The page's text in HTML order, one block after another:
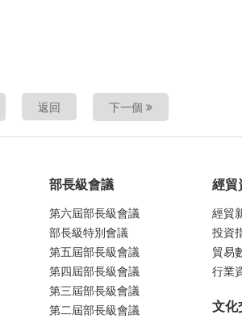
返回 下一個
部長級會議
第六屆部長級會議
部長級特別會議
第五屆部長級會議
第四屆部長級會議
第三屆部長級會議
第二屆部長級會議
經貿
經貿
投資
貿易
行業
文化